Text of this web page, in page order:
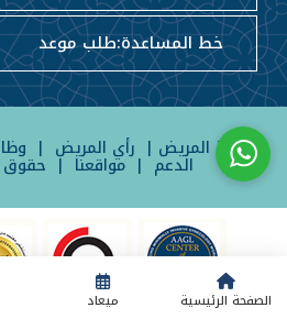
الصفحة الرئيسية ميعاد
خط المساعدة:طلب موعد
بوابة المريض | رأي المريض |
الدعم | مواقعنا | حقوق